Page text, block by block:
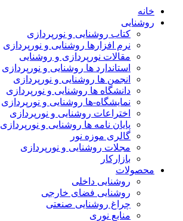
خانه
روشنایی
کتاب روشنایی و نورپردازی
نرم افزارها روشنایی و نورپردازی
مقالات نورپردازی و روشنایی
استاندارد ها روشنایی و نورپردازی
انجمن ها روشنایی و نورپردازی
دانشگاه ها روشنایی و نورپردازی
نمایشگاه-ها روشنایی و نورپردازی
اختراعات روشنایی و نورپردازی
پایان نامه ها روشنایی و نورپردازی
گالری موزه نور
مجلات روشنایی و نورپردازی
بازارکار
محصولات
روشنایی داخلی
روشنایی فضای خارجی
چراغ روشنایی صنعتی
منابع نوری